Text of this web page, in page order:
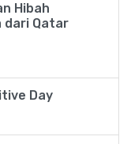
Hibah
dari Qatar
Day